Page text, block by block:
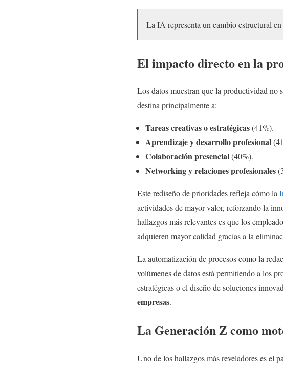
La IA representa un cambio estructural
El impacto directo en la
Los datos muestran que la productividad no
destina principalmente a:
Tareas creativas o estratégicas(41%).
Aprendizaje y desarrollo profesional
Colaboración presencial(40%).
Networking y relaciones profesionales
Este rediseño de prioridades refleja cómo la
actividades de mayor valor, reforzando la
hallazgos más relevantes es que los
adquieren mayor calidad gracias a la
La automatización de procesos como la
volúmenes de datos está permitiendo a los
estratégicas o el diseño de soluciones
empresas.
La Generación Z como
Uno de los hallazgos más reveladores es el